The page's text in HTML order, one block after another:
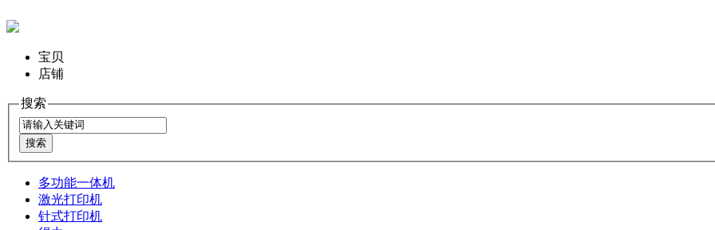
宝贝
店铺
搜索
多功能一体机
激光打印机
针式打印机